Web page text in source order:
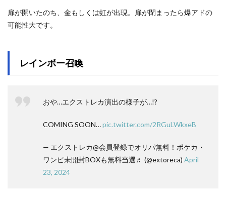
扉が開いたのち、金もしくは虹が出現。扉が閉まったら爆アドの
可能性大です。
レインボー召喚
おや…エクストレカ演出の様子が…!?
COMING SOON…pic.twitter.com/2RGuLWkxeB
— エクストレカ@会員登録でオリパ無料！ポケカ・
ワンピ未開封BOXも無料当選♬ (@extoreca) April
23, 2024